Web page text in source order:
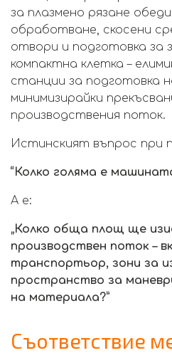
за плазмено рязане
обработване, скосени
отвори и подготовка за
компактна клетка –
станции за подготовка
минимизирайки
производствения поток.
Истинският въпрос при
“Колко голяма е
А е:
„Колко обща площ ще
производствен поток –
транспортьор, зони за
пространство за
на материала?”
Съответствие